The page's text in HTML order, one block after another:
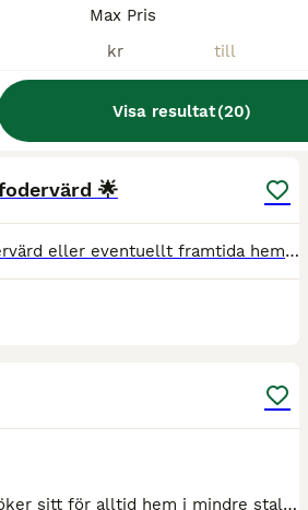
Max Pris
kr
Visa resultat(20)
3 1
🌟
🌟 Fint sto söker fodervärd eller eventuellt framtida hem 🌟 Nu finns chansen att lära känna en väldigt mysig, lugn och stabil tjej 💛 Hon har de senaste åren mest gått i hagen, men är grundutbildad
Ca 158 i mkh. 15 år. Söker sitt för alltid hem i mindre stall bra rutiner och mkt kärlek. Har artros så behöver anpassa ridningen där efter. Finns utanför Göteborg 🐴🌸